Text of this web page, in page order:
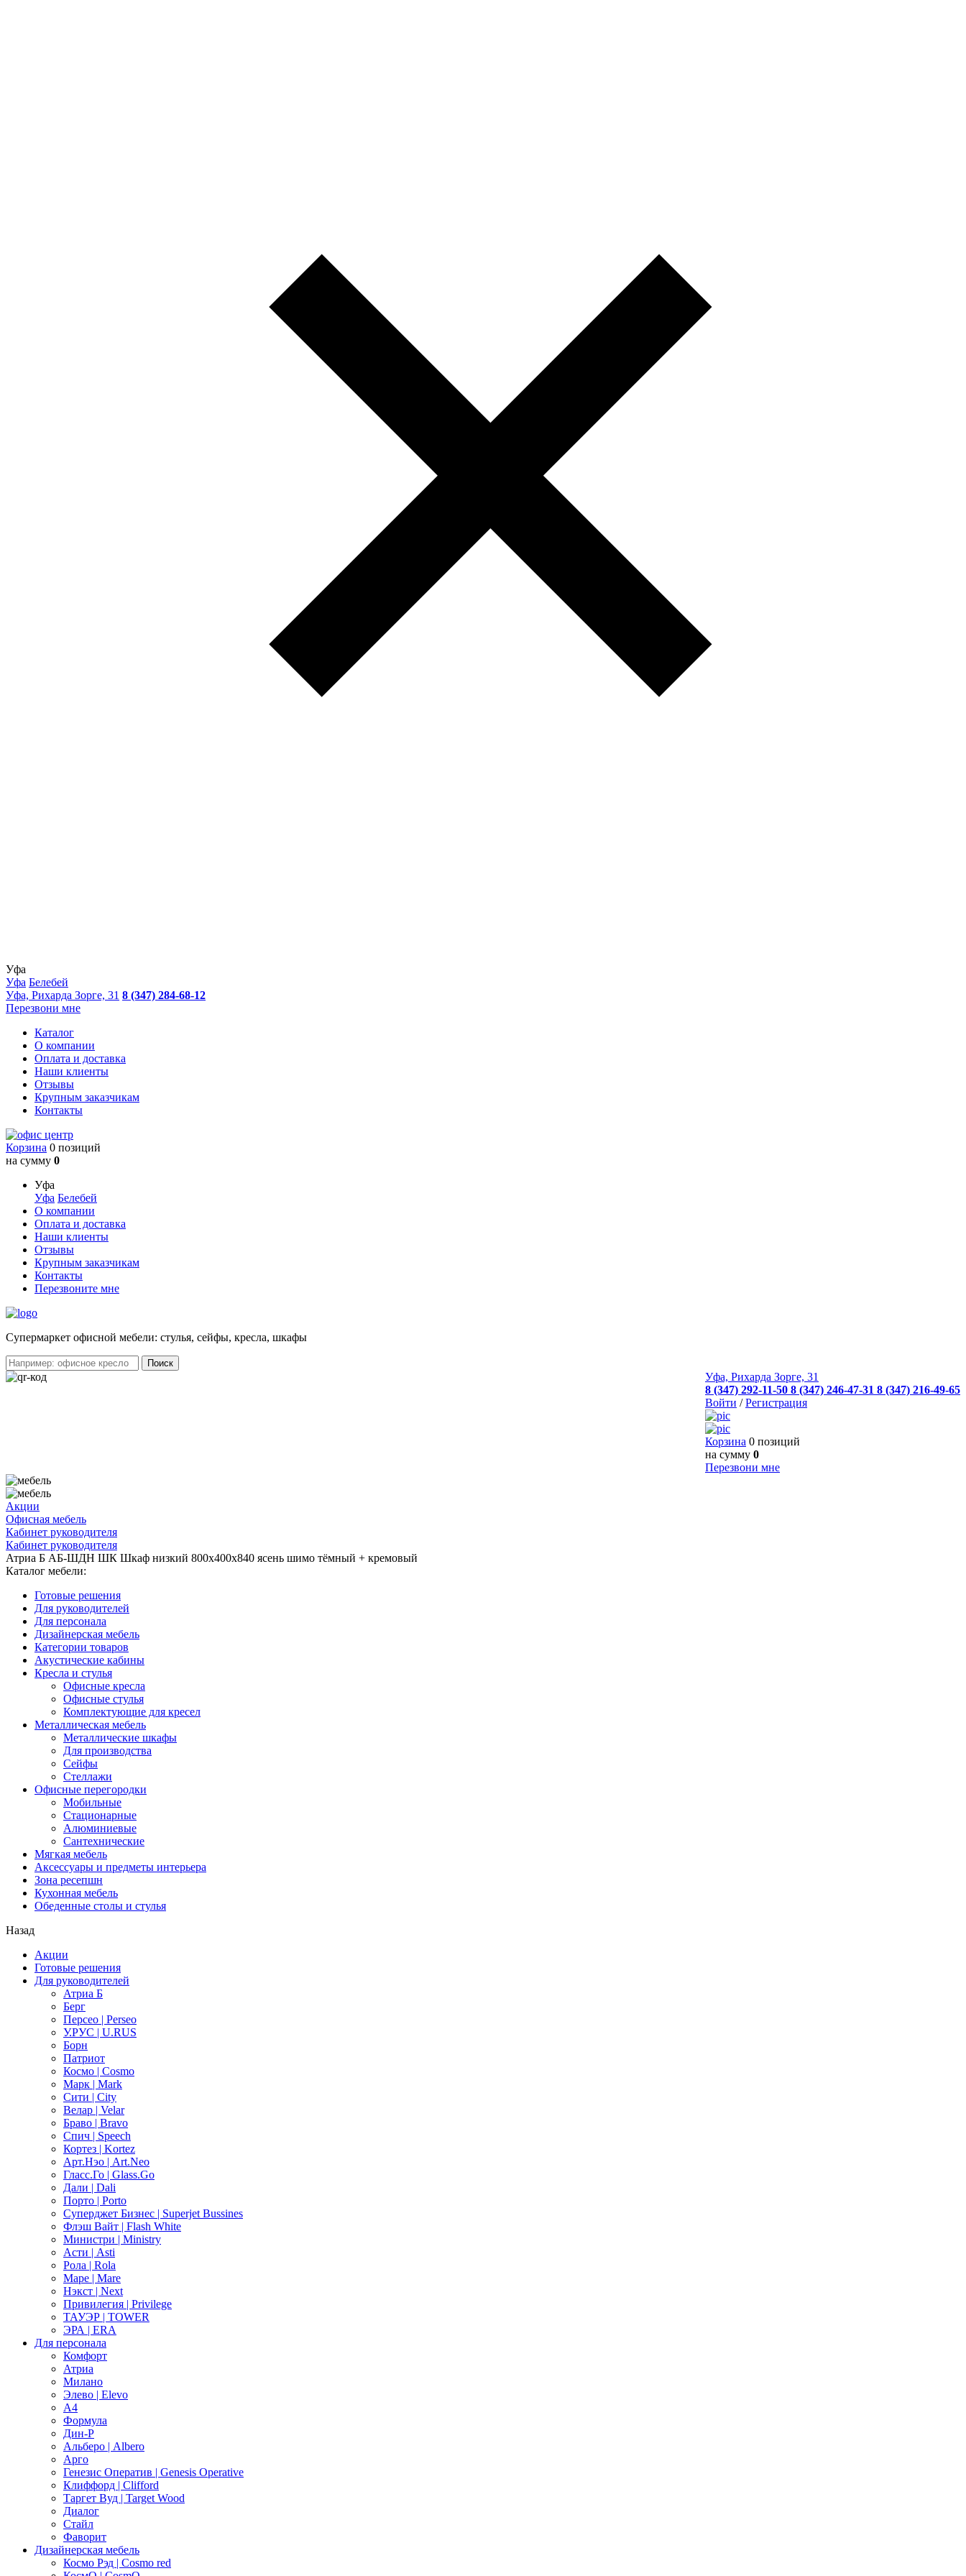
Уфа
Уфа Белебей
Уфа, Рихарда Зорге, 31 8 (347) 284-68-12
Перезвони мне
Каталог
О компании
Оплата и доставка
Наши клиенты
Отзывы
Крупным заказчикам
Контакты
Корзина 0 позиций
на сумму 0
Уфа
Уфа Белебей
О компании
Оплата и доставка
Наши клиенты
Отзывы
Крупным заказчикам
Контакты
Перезвоните мне
Cупермаркет офисной мебели: стулья, сейфы, кресла, шкафы
Уфа, Рихарда Зорге, 31
8 (347) 292-11-50 8 (347) 246-47-31 8 (347) 216-49-65
Войти /Регистрация
Корзина 0 позиций
на сумму 0
Перезвони мне
Акции
Офисная мебель
Кабинет руководителя
Кабинет руководителя
Атриа Б АБ-ШДН ШК Шкаф низкий 800х400х840 ясень шимо тёмный + кремовый
Каталог мебели:
Готовые решения
Для руководителей
Для персонала
Дизайнерская мебель
Категории товаров
Акустические кабины
Кресла и стулья
Офисные кресла
Офисные стулья
Комплектующие для кресел
Металлическая мебель
Металлические шкафы
Для производства
Сейфы
Стеллажи
Офисные перегородки
Мобильные
Стационарные
Алюминиевые
Сантехнические
Мягкая мебель
Аксессуары и предметы интерьера
Зона ресепшн
Кухонная мебель
Обеденные столы и стулья
Назад
Акции
Готовые решения
Для руководителей
Атриа Б
Берг
Персео | Perseo
У.РУС | U.RUS
Борн
Патриот
Космо | Cosmo
Марк | Mark
Сити | City
Велар | Velar
Браво | Bravo
Спич | Speech
Кортез | Kortez
Арт.Нэо | Art.Neo
Гласс.Го | Glass.Go
Дали | Dali
Порто | Porto
Суперджет Бизнес | Superjet Bussines
Флэш Вайт | Flash White
Министри | Ministry
Асти | Asti
Рола | Rola
Маре | Mare
Нэкст | Next
Привилегия | Privilege
ТАУЭР | TOWER
ЭРА | ERA
Для персонала
Комфорт
Атриа
Милано
Элево | Elevo
А4
Формула
Дин-Р
Альберо | Albero
Арго
Генезис Оператив | Genesis Operative
Клиффорд | Clifford
Таргет Вуд | Target Wood
Диалог
Стайл
Фаворит
Дизайнерская мебель
Космо Рэд | Cosmo red